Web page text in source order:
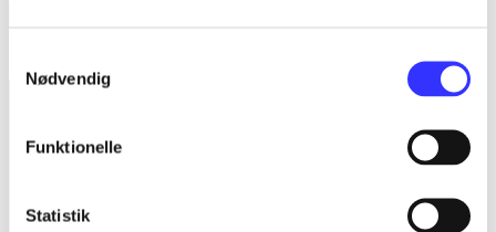
Nødvendig
Funktionelle
Statistik